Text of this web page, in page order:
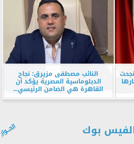
النائب مصطفى مزيرق: نجاح
الدبلوماسية المصرية يؤكد أن
القاهرة هي الضامن الرئيسي...
بوك